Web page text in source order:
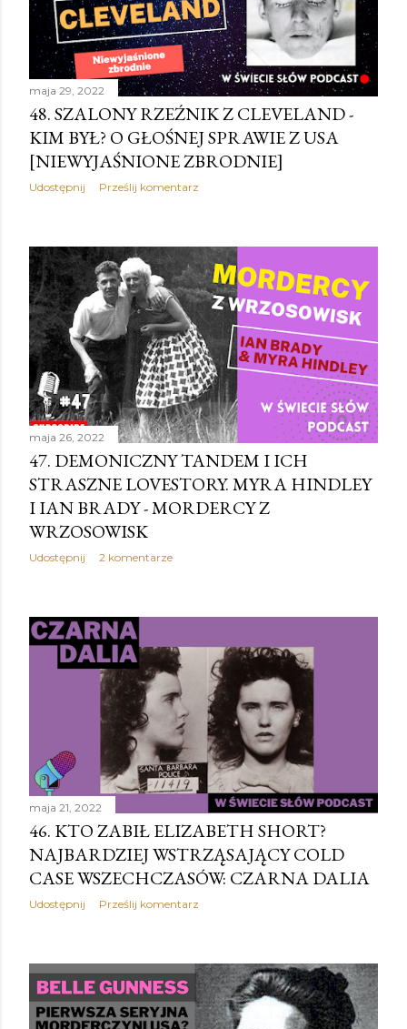
maja 29, 2022
48. SZALONY RZEŹNIK Z CLEVELAND -
KIM BYŁ? O GŁOŚNEJ SPRAWIE Z USA
[NIEWYJAŚNIONE ZBRODNIE]
Udostępnij Prześlij komentarz
maja 26, 2022
47. DEMONICZNY TANDEM I ICH
STRASZNE LOVESTORY. MYRA HINDLEY
I IAN BRADY - MORDERCY Z
WRZOSOWISK
Udostępnij 2 komentarze
maja 21, 2022
46. KTO ZABIŁ ELIZABETH SHORT?
NAJBARDZIEJ WSTRZĄSAJĄCY COLD
CASE WSZECHCZASÓW: CZARNA DALIA
Udostępnij Prześlij komentarz